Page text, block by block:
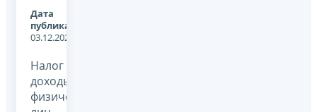
Дата
публикации:
03.12.2025
Налог на
доходы
физических